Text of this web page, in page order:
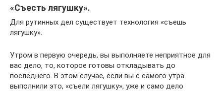
«Съесть лягушку».
Для рутинных дел существует технология «съешь
лягушку».
Утром в первую очередь, вы выполняете неприятное для
вас дело, то, которое готовы откладывать до
последнего. В этом случае, если вы с самого утра
выполнили это, «съели лягушку», уже и само дело